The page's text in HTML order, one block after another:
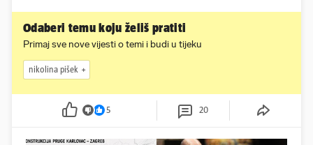
Odaberi temu koju želiš pratiti
Primaj sve nove vijesti o temi i budi u tijeku
nikolina pišek
5 20